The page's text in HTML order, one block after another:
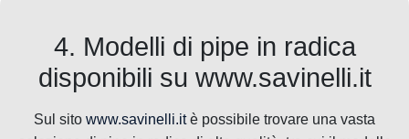
4. Modelli di pipe in radica
disponibili su www.savinelli.it
Sul sito www.savinelli.itè possibile trovare una vasta